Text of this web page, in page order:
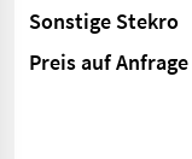
Sonstige Stekro
Preis auf Anfrage